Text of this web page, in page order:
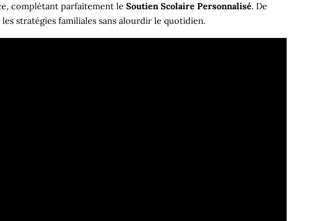
complétant parfaitement le Soutien Scolaire Personnalisé. De
stratégies familiales sans alourdir le quotidien.